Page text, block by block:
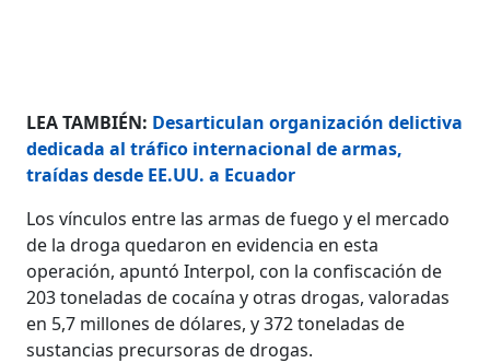
LEA TAMBIÉN: Desarticulan organización delictiva
dedicada al tráfico internacional de armas,
traídas desde EE.UU. a Ecuador
Los vínculos entre las armas de fuego y el mercado
de la droga quedaron en evidencia en esta
operación, apuntó Interpol, con la confiscación de
203 toneladas de cocaína y otras drogas, valoradas
en 5,7 millones de dólares, y 372 toneladas de
sustancias precursoras de drogas.